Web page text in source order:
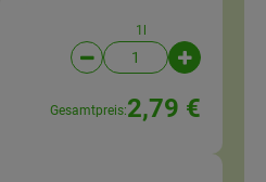
1l
Artikelanzahl
Gesamtpreis:2,79 €